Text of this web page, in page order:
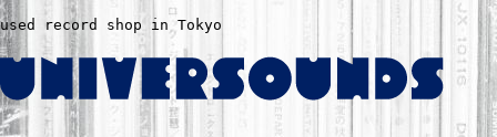
used record shop in Tokyo